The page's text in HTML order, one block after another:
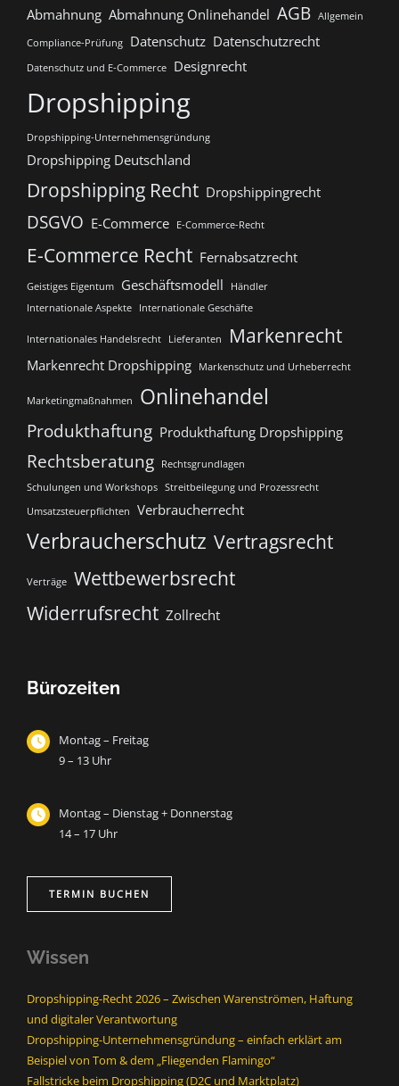
Abmahnung Abmahnung Onlinehandel AGB Allgemein
Compliance-Prüfung Datenschutz Datenschutzrecht
Datenschutz und E-Commerce Designrecht
Dropshipping
Dropshipping-Unternehmensgründung
Dropshipping Deutschland
Dropshipping Recht Dropshippingrecht
DSGVO E-Commerce E-Commerce-Recht
E-Commerce Recht Fernabsatzrecht
Geistiges Eigentum Geschäftsmodell
Händler
Internationale Aspekte
Internationale Geschäfte
Internationales Handelsrecht Lieferanten Markenrecht
Markenrecht Dropshipping Markenschutz und Urheberrecht
Marketingmaßnahmen Onlinehandel
Produkthaftung Produkthaftung Dropshipping
Rechtsberatung
Rechtsgrundlagen
Schulungen und Workshops Streitbeilegung und Prozessrecht​
Umsatzsteuerpflichten
Verbraucherrecht
Verbraucherschutz Vertragsrecht
Verträge Wettbewerbsrecht
Widerrufsrecht Zollrecht
Bürozeiten
Montag – Freitag
9 – 13 Uhr
Montag – Dienstag + Donnerstag
14 – 17 Uhr
TERMIN BUCHEN
Wissen
Dropshipping-Recht 2026 – Zwischen Warenströmen, Haftung
und digitaler Verantwortung
Dropshipping-Unternehmensgründung – einfach erklärt am
Beispiel von Tom & dem „Fliegenden Flamingo“
Fallstricke beim Dropshipping (D2C und Marktplatz)